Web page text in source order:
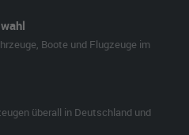
Boote und Flugzeuge im
überall in Deutschland und